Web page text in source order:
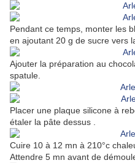
Pendant ce temps, monter les
en ajoutant 20 g de sucre vers
Ajouter la préparation au
spatule.
Placer une plaque silicone à
étaler la pâte dessus .
Cuire 10 à 12 mn à 210°c
Attendre 5 mn avant de